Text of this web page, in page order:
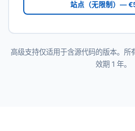
站点（无限制）—
高级支持仅适用于含源代码的版本。所
效期 1 年。